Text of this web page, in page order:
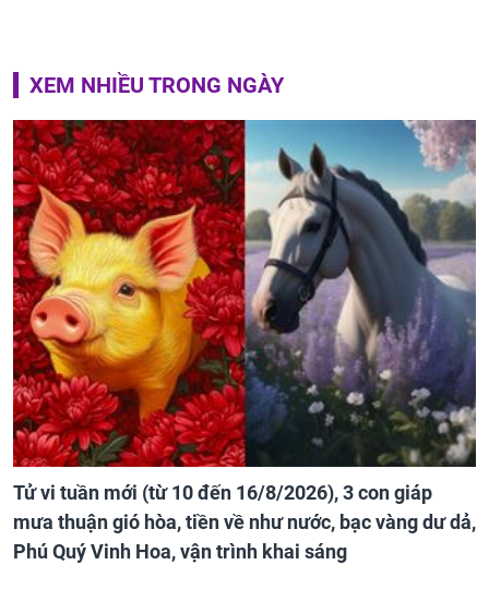
XEM NHIỀU TRONG NGÀY
Tử vi tuần mới (từ 10 đến 16/8/2026), 3 con giáp
mưa thuận gió hòa, tiền về như nước, bạc vàng dư dả,
Phú Quý Vinh Hoa, vận trình khai sáng